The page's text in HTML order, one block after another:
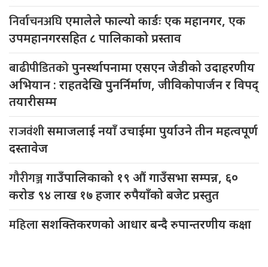
निर्वाचनअघिएमालेले फाल्यो कार्डः एक महानगर, एक
उपमहानगरसहित ८ पालिकाको प्रस्ताव
बाढीपीडितकोपुनर्स्थापनामा एसएन जेडीको उदाहरणीय
अभियान : राहतदेखि पुनर्निर्माण, जीविकोपार्जन र विपद्
तयारीसम्म
राजवंशीसमाजलाई नयाँ उचाईमा पुर्याउने तीन महत्वपूर्ण
दस्तावेज
गौरीगञ्जगाउँपालिकाको १९ औं गाउँसभा सम्पन्न, ६०
करोड ९४ लाख १७ हजार रुपैयाँको बजेट प्रस्तुत
महिलासशक्तिकरणको आधार बन्दै रुपान्तरणीय कक्षा